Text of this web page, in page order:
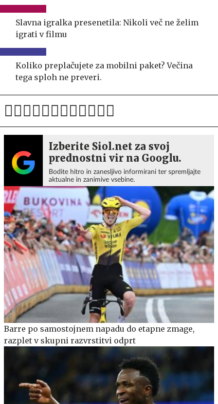
Slavna igralka presenetila: Nikoli več ne želim
igrati v filmu
Koliko preplačujete za mobilni paket? Večina
tega sploh ne preveri.
Izberite Siol.net za svoj
prednostni vir na Googlu.
Bodite hitro in zanesljivo informirani ter spremljajte
aktualne in zanimive vsebine.
Barre po samostojnem napadu do etapne zmage,
razplet v skupni razvrstitvi odprt